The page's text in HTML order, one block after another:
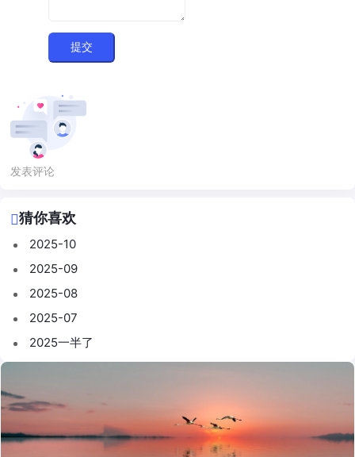
提交
发表评论
猜你喜欢
2025-10
2025-09
2025-08
2025-07
2025一半了